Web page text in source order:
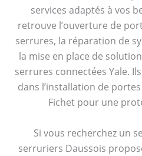
services adaptés à vos
retrouve l’ouverture de
serrures, la réparation de
la mise en place de
serrures connectées Yale.
dans l’installation de
Fichet pour une
Si vous recherchez un
serruriers Daussois